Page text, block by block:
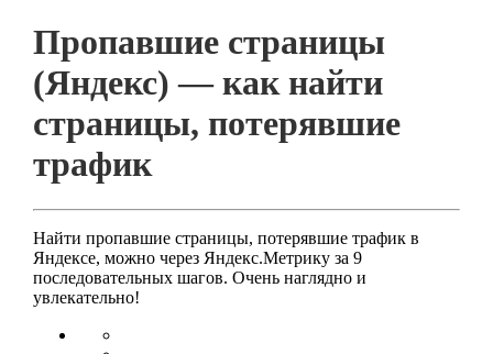
Пропавшие страницы
(Яндекс) — как найти
страницы, потерявшие
трафик
Найти пропавшие страницы, потерявшие трафик в
Яндексе, можно через Яндекс.Метрику за 9
последовательных шагов. Очень наглядно и
увлекательно!